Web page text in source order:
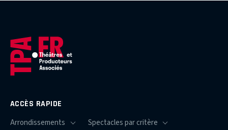
ACCÈS RAPIDE